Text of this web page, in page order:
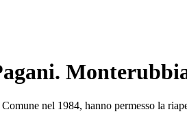
nel 1984, hanno permesso la